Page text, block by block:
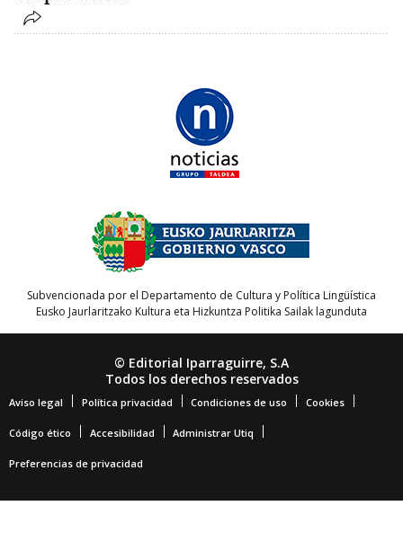
Subvencionada por el Departamento de Cultura y Política Lingüística
Eusko Jaurlaritzako Kultura eta Hizkuntza Politika Sailak lagunduta
© Editorial Iparraguirre, S.A
Todos los derechos reservados
Aviso legal Política privacidad Condiciones de uso Cookies
Código ético Accesibilidad Administrar Utiq
Preferencias de privacidad